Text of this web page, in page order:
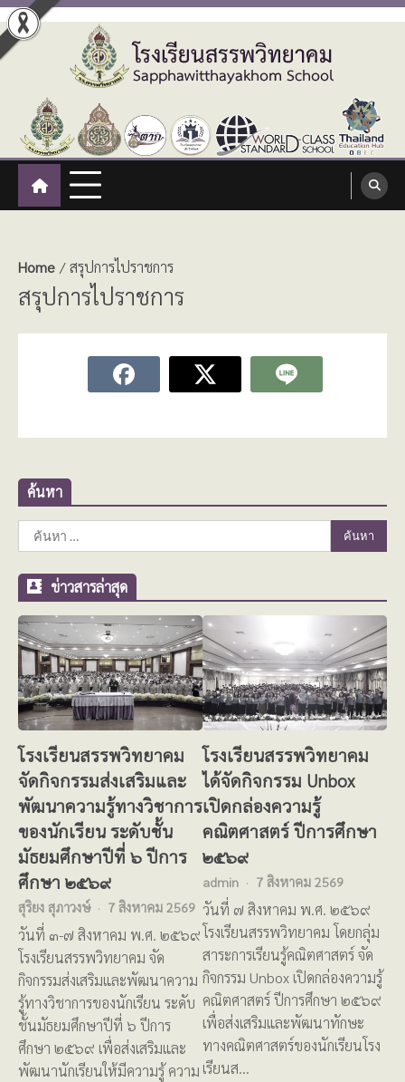
Skip
to
content
โรงเรียนสรรพวิทยาคม
:: โรงเรียนสรรพวิทยาคม อำเภอแม่สอด จังหวัดตาก ::
Sapphawitthayakhom School
Home สรุปการไปราชการ
สรุปการไปราชการ
ค้นหา
ค้นหา
สำหรับ:
ข่าวสารล่าสุด
โรงเรียนสรรพวิทยาคม
จัดกิจกรรมส่งเสริมและ
พัฒนาความรู้ทางวิชาการ
ของนักเรียน ระดับชั้น
มัธยมศึกษาปีที่ ๖ ปีการ
ศึกษา ๒๕๖๙
สุริยง สุภาวงษ์ 7 สิงหาคม 2569
วันที่ ๓-๗ สิงหาคม พ.ศ. ๒๕๖๙
โรงเรียนสรรพวิทยาคม จัด
กิจกรรมส่งเสริมและพัฒนาความ
รู้ทางวิชาการของนักเรียน ระดับ
ชั้นมัธยมศึกษาปีที่ ๖ ปีการ
ศึกษา ๒๕๖๙ เพื่อส่งเสริมและ
พัฒนานักเรียนให้มีความรู้ ความ
โรงเรียนสรรพวิทยาคม
ได้จัดกิจกรรม Unbox
เปิดกล่องความรู้
คณิตศาสตร์ ปีการศึกษา
๒๕๖๙
admin 7 สิงหาคม 2569
วันที่ ๗ สิงหาคม พ.ศ. ๒๕๖๙
โรงเรียนสรรพวิทยาคม โดยกลุ่ม
สาระการเรียนรู้คณิตศาสตร์ จัด
กิจกรรม Unbox เปิดกล่องความรู้
คณิตศาสตร์ ปีการศึกษา ๒๕๖๙
เพื่อส่งเสริมและพัฒนาทักษะ
ทางคณิตศาสตร์ของนักเรียนโรง
เรียนส…